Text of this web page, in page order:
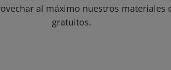
al máximo nuestros materiales
gratuitos.